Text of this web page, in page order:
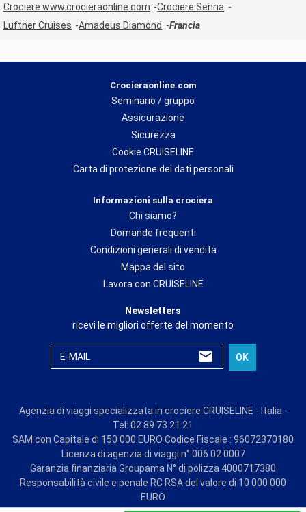
Crociere www.crocieraonline.com
Crociere Senna
Luftner Cruises
Amadeus Diamond Francia
Crocieraonline.com
Seminario / gruppo
Assicurazione
Sicurezza
Cookie CRUISELINE
Carta di protezione dei dati personali
Informazioni sulla crociera
Chi siamo?
Domande frequenti
Condizioni generali di vendita
Mappa del sito
Lavora con CRUISELINE
Newsletters
ricevi le migliori offerte del momento
E-MAIL OK
Agenzia di viaggi specializzata in crociere CRUISELINE - Italia -
Tel: 02 89 73 21 21
SAM con Capitale di 150 000 EURO Codice Fiscale : 96072370180
Licenza di agenzia di viaggi n° 006 02 0007
Garanzia finanziaria Groupama N° di polizza 4000717380
Responsabilità civile e penale RC RSA del valore di 10 000 000
EURO